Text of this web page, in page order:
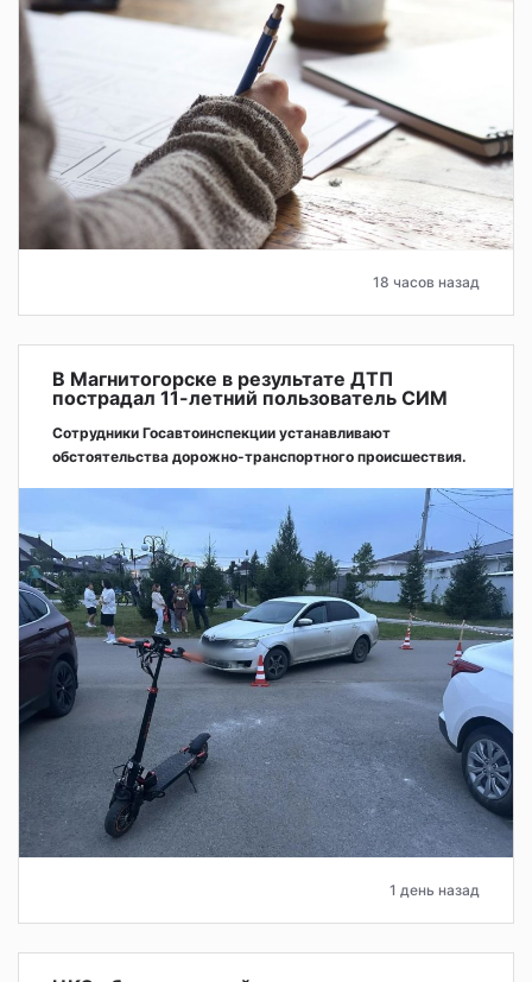
18 часов назад
В Магнитогорске в результате ДТП
пострадал 11-летний пользователь СИМ
Сотрудники Госавтоинспекции устанавливают
обстоятельства дорожно-транспортного происшествия.
1 день назад